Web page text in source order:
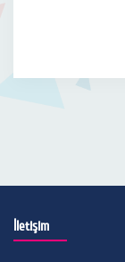
İletişim